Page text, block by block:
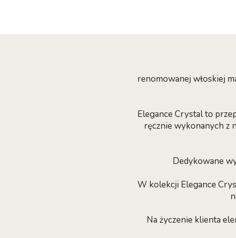
renomowanej włoskiej
Elegance Crystal to
ręcznie wykonanych z
Dedykowane
W kolekcji Elegance
Na życzenie klienta